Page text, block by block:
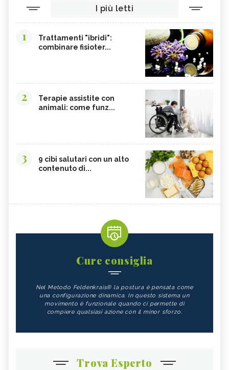
I più letti
1
Trattamenti "ibridi":
combinare fisioter...
2
Terapie assistite con
animali: come funz...
3
9 cibi salutari con un alto
contenuto di...
Cure consiglia
Nel Metodo Feldenkrais® la postura è pensata come
una configurazione dinamica. In questo sistema un
movimento è funzionale quando ci permette di
compiere qualsiasi azione con il minor sforzo.
Trova Esperto